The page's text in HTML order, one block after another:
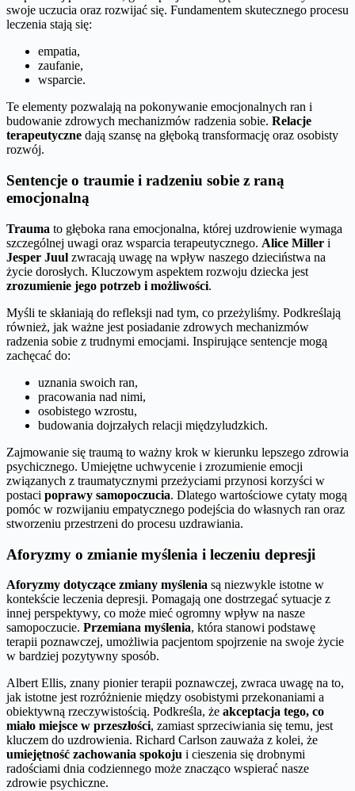
swoje uczucia oraz rozwijać się. Fundamentem skutecznego procesu
leczenia stają się:
empatia,
zaufanie,
wsparcie.
Te elementy pozwalają na pokonywanie emocjonalnych ran i
budowanie zdrowych mechanizmów radzenia sobie. Relacje
terapeutyczne dają szansę na głęboką transformację oraz osobisty
rozwój.
Sentencje o traumie i radzeniu sobie z raną
emocjonalną
Trauma to głęboka rana emocjonalna, której uzdrowienie wymaga
szczególnej uwagi oraz wsparcia terapeutycznego. Alice Miller i
Jesper Juul zwracają uwagę na wpływ naszego dzieciństwa na
życie dorosłych. Kluczowym aspektem rozwoju dziecka jest
zrozumienie jego potrzeb i możliwości.
Myśli te skłaniają do refleksji nad tym, co przeżyliśmy. Podkreślają
również, jak ważne jest posiadanie zdrowych mechanizmów
radzenia sobie z trudnymi emocjami. Inspirujące sentencje mogą
zachęcać do:
uznania swoich ran,
pracowania nad nimi,
osobistego wzrostu,
budowania dojrzałych relacji międzyludzkich.
Zajmowanie się traumą to ważny krok w kierunku lepszego zdrowia
psychicznego. Umiejętne uchwycenie i zrozumienie emocji
związanych z traumatycznymi przeżyciami przynosi korzyści w
postaci poprawy samopoczucia. Dlatego wartościowe cytaty mogą
pomóc w rozwijaniu empatycznego podejścia do własnych ran oraz
stworzeniu przestrzeni do procesu uzdrawiania.
Aforyzmy o zmianie myślenia i leczeniu depresji
Aforyzmy dotyczące zmiany myślenia są niezwykle istotne w
kontekście leczenia depresji. Pomagają one dostrzegać sytuacje z
innej perspektywy, co może mieć ogromny wpływ na nasze
samopoczucie. Przemiana myślenia, która stanowi podstawę
terapii poznawczej, umożliwia pacjentom spojrzenie na swoje życie
w bardziej pozytywny sposób.
Albert Ellis, znany pionier terapii poznawczej, zwraca uwagę na to,
jak istotne jest rozróżnienie między osobistymi przekonaniami a
obiektywną rzeczywistością. Podkreśla, że akceptacja tego, co
miało miejsce w przeszłości, zamiast sprzeciwiania się temu, jest
kluczem do uzdrowienia. Richard Carlson zauważa z kolei, że
umiejętność zachowania spokoju i cieszenia się drobnymi
radościami dnia codziennego może znacząco wspierać nasze
zdrowie psychiczne.